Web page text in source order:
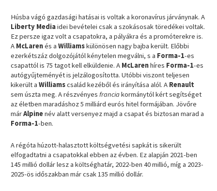
Húsba vágó gazdasági hatásai is voltak a koronavírus járványnak. A
Liberty Mediaidei bevételei csak a szokásosak töredékei voltak.
Ez persze igaz volt a csapatokra, a pályákra és a promóterekre is.
A McLarenés aWilliamskülönösen nagy bajba került. Előbbi
ezerkétszáz dolgozójától kénytelen megválni, s a Forma-1-es
csapattól is 75 tagot kell elküldenie. A McLarenhíres Forma-1-es
autógyűjteményét is jelzálogosította. Utóbbi viszont teljesen
kikerült aWilliamscsalád kezéből és irányítása alól. A Renault
sem úszta meg. A részvényesfranciakormánytól kért segítséget
az életben maradáshoz 5 milliárd eurós hitel formájában. Jövőre
márAlpinenév alatt versenyez majd a csapat és biztosan marad a
Forma-1-ben.
A régóta húzott-halasztott költségvetési sapkát is sikerült
elfogadtatni a csapatokkal ebben az évben. Ez alapján 2021-ben
145 millió dollár lesz a költséghatár, 2022-ben 40 millió, míg a 2023-
2025-ös időszakban már csak 135 millió dollár.